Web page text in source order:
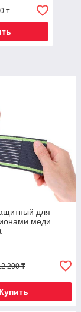
₸
для
меди
200 ₸
Купить